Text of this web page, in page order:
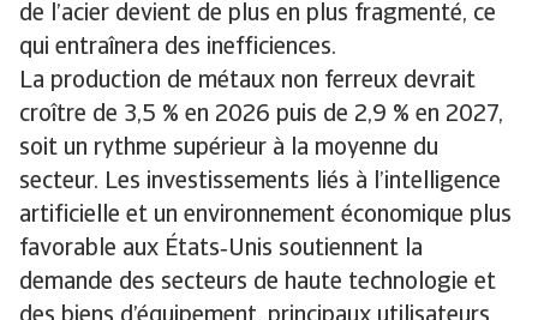
de l’acier devient de plus en plus fragmenté, ce
qui entraînera des inefficiences.
La production de métaux non ferreux devrait
croître de 3,5 % en 2026 puis de 2,9 % en 2027,
soit un rythme supérieur à la moyenne du
secteur. Les investissements liés à l’intelligence
artificielle et un environnement économique plus
favorable aux États‑Unis soutiennent la
demande des secteurs de haute technologie et